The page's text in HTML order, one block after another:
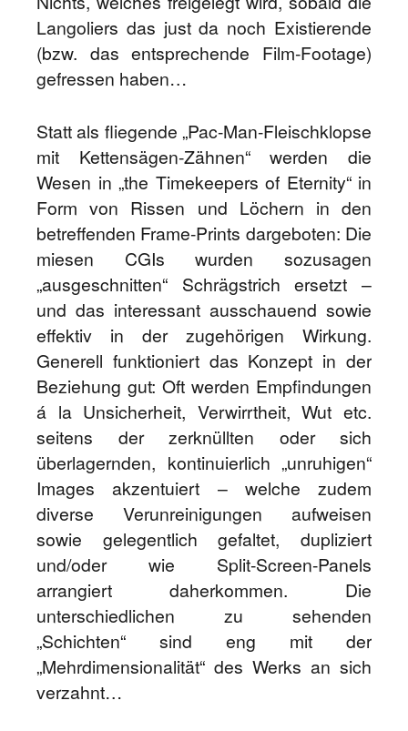
Langoliers das just da noch Existierende
(bzw. das entsprechende Film-Footage)
gefressen haben…
Statt als fliegende „Pac-Man-Fleischklopse
mit Kettensägen-Zähnen“ werden die
Wesen in „the Timekeepers of Eternity“ in
Form von Rissen und Löchern in den
betreffenden Frame-Prints dargeboten: Die
miesen CGIs wurden sozusagen
„ausgeschnitten“ Schrägstrich ersetzt –
und das interessant ausschauend sowie
effektiv in der zugehörigen Wirkung.
Generell funktioniert das Konzept in der
Beziehung gut: Oft werden Empfindungen
á la Unsicherheit, Verwirrtheit, Wut etc.
seitens der zerknüllten oder sich
überlagernden, kontinuierlich „unruhigen“
Images akzentuiert – welche zudem
diverse Verunreinigungen aufweisen
sowie gelegentlich gefaltet, dupliziert
und/oder wie Split-Screen-Panels
arrangiert daherkommen. Die
unterschiedlichen zu sehenden
„Schichten“ sind eng mit der
„Mehrdimensionalität“ des Werks an sich
verzahnt…